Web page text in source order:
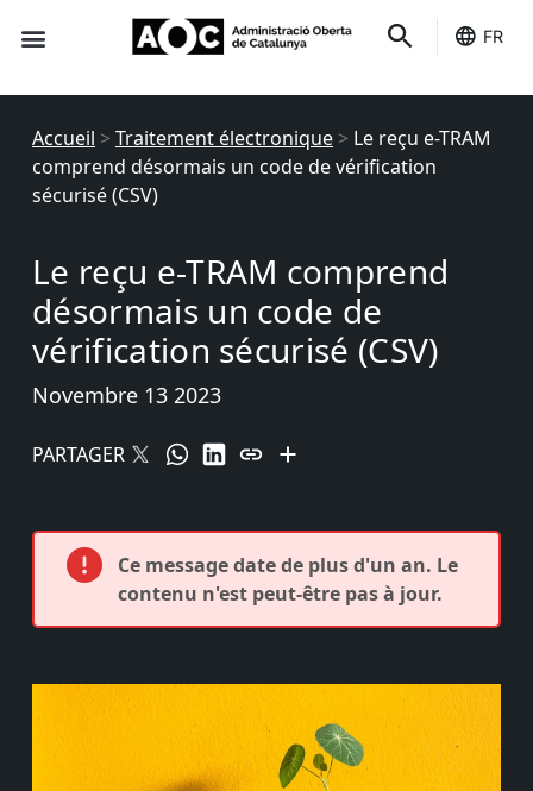
FR
Accueil >Traitement électronique > Le reçu e-TRAM
comprend désormais un code de vérification
sécurisé (CSV)
Le reçu e-TRAM comprend
désormais un code de
vérification sécurisé (CSV)
Novembre 13 2023
PARTAGER
Ce message date de plus d'un an. Le
contenu n'est peut-être pas à jour.